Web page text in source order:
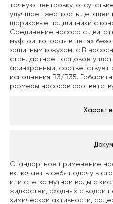
точную центровку,
улучшает жесткость деталей
шариковые подшипники с
Соединение насоса с
муфтой, которая в целях
защитным кожухом. c В
стандартное торцовое
асинхронный,
исполнения B3/В35.
размеры насосов
Стандартное применение
включает в себя подачу в
или слегка мутной воды с
жидкостей, сходных с водой
химической активности,